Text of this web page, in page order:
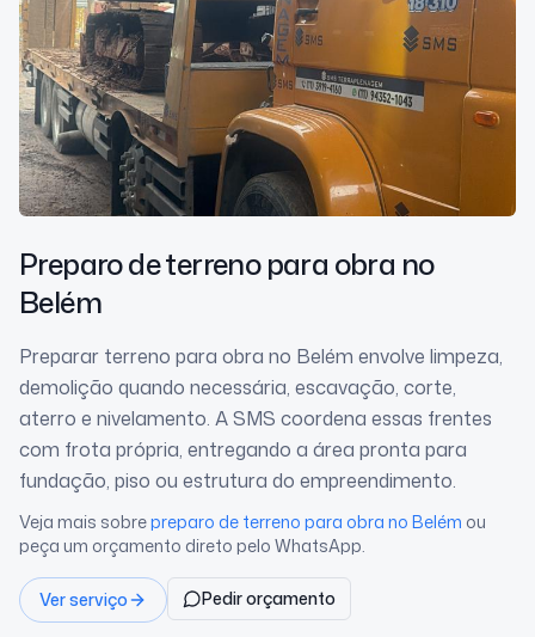
Preparo de terreno para obra no
Belém
Preparar terreno para obra no Belém envolve limpeza,
demolição quando necessária, escavação, corte,
aterro e nivelamento. A SMS coordena essas frentes
com frota própria, entregando a área pronta para
fundação, piso ou estrutura do empreendimento.
Veja mais sobrepreparo de terreno para obra no Belém ou
peça um orçamento direto pelo WhatsApp.
Ver serviço Pedir orçamento